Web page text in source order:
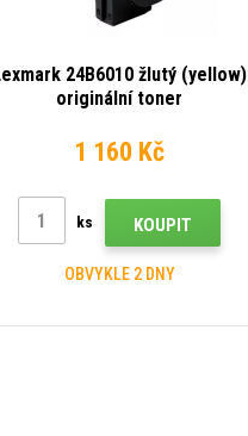
24B6010 žlutý (yellow)
originální toner
1 160 Kč
ks KOUPIT
OBVYKLE 2 DNY